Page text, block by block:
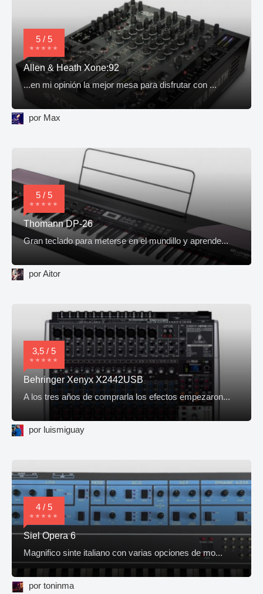
5 / 5
Allen & Heath Xone:92
...en mi opinión la mejor mesa para disfrutar con ...
por Max
5 / 5
Thomann DP-26
Gran teclado para meterse en el mundillo y aprende...
por Aitor
3,5 / 5
Behringer Xenyx X2442USB
A los tres años de comprarla los efectos empezaron...
por luismiguay
4 / 5
Siel Opera 6
Magnifico sinte italiano con varias opciones de mo...
por toninma